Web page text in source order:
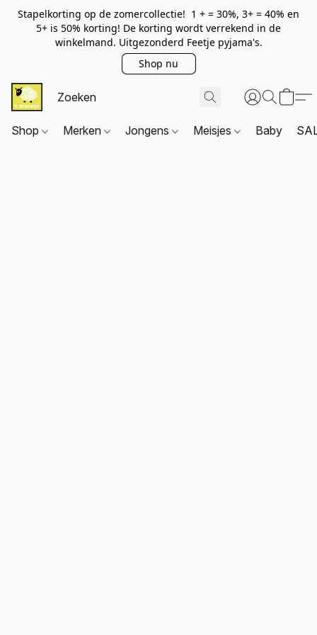
Stapelkorting op de zomercollectie! 1 + = 30%, 3+ = 40% en
5+ is 50% korting! De korting wordt verrekend in de
winkelmand. Uitgezonderd Feetje pyjama's.
Shop nu
Shop Merken Jongens Meisjes Baby